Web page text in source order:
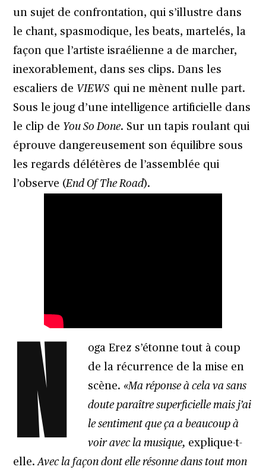
un sujet de confrontation, qui s’illustre dans
le chant, spasmodique, les beats, martelés, la
façon que l’artiste israélienne a de marcher,
inexorablement, dans ses clips. Dans les
escaliers de VIEWS qui ne mènent nulle part.
Sous le joug d’une intelligence artificielle dans
le clip de You So Done. Sur un tapis roulant qui
éprouve dangereusement son équilibre sous
les regards délétères de l’assemblée qui
l’observe (End Of The Road).
N
oga Erez s’étonne tout à coup
de la récurrence de la mise en
scène. «Ma réponse à cela va sans
doute paraître superficielle mais j’ai
le sentiment que ça a beaucoup à
voir avec la musique, explique-t-
elle. Avec la façon dont elle résonne dans tout mon